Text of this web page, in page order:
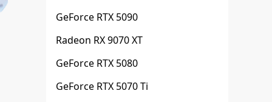
GeForce RTX 5090
Radeon RX 9070 XT
GeForce RTX 5080
GeForce RTX 5070 Ti